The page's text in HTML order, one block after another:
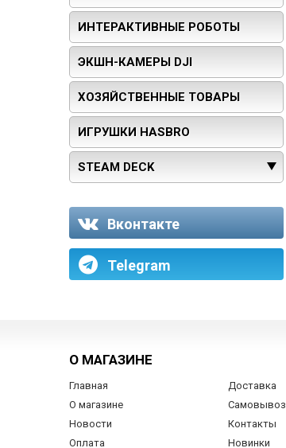
ИНТЕРАКТИВНЫЕ РОБОТЫ
ЭКШН-КАМЕРЫ DJI
ХОЗЯЙСТВЕННЫЕ ТОВАРЫ
ИГРУШКИ HASBRO
STEAM DECK
Вконтакте
Telegram
О МАГАЗИНЕ
Главная
О магазине
Новости
Оплата
Доставка
Самовывоз
Контакты
Новинки